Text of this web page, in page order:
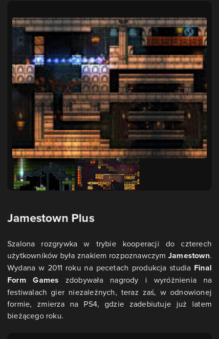
Jamestown Plus
Szalona rozgrywka w trybie kooperacji do czterech
użytkowników była znakiem rozpoznawczym Jamestown.
Wydana w 2011 roku na pecetach produkcja studia Final
Form Games zdobywała nagrody i wyróżnienia na
festiwalach gier niezależnych, teraz zaś, w odnowionej
formie, zmierza na PS4, gdzie zadebiutuje już latem
bieżącego roku.